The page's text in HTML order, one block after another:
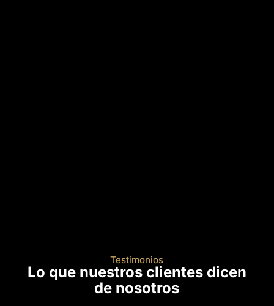
Testimonios
Lo que nuestros clientes dicen
de nosotros